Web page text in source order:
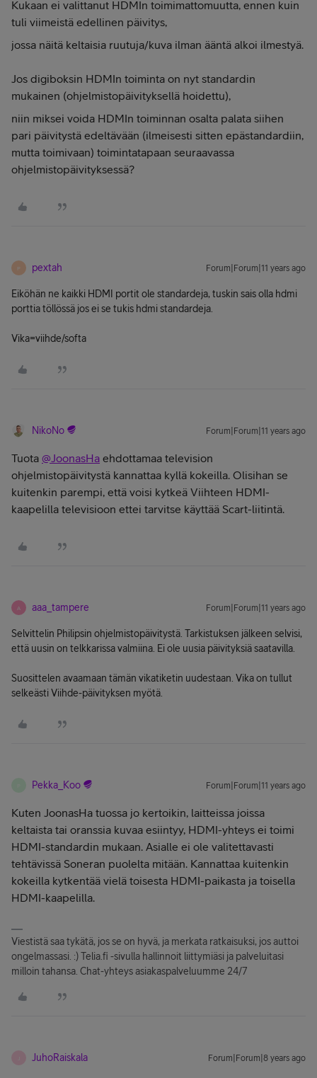
Kukaan ei valittanut HDMIn toimimattomuutta, ennen kuin
tuli viimeistä edellinen päivitys,
jossa näitä keltaisia ruutuja/kuva ilman ääntä alkoi ilmestyä.
Jos digiboksin HDMIn toiminta on nyt standardin
mukainen (ohjelmistopäivityksellä hoidettu),
niin miksei voida HDMIn toiminnan osalta palata siihen
pari päivitystä edeltävään (ilmeisesti sitten epästandardiin,
mutta toimivaan) toimintatapaan seuraavassa
ohjelmistopäivityksessä?
P pextah Forum|Forum|11 years ago
Eiköhän ne kaikki HDMI portit ole standardeja, tuskin sais olla hdmi
porttia töllössä jos ei se tukis hdmi standardeja.
Vika=viihde/softa
NikoNo Forum|Forum|11 years ago
Tuota @JoonasHa ehdottamaa television
ohjelmistopäivitystä kannattaa kyllä kokeilla. Olisihan se
kuitenkin parempi, että voisi kytkeä Viihteen HDMI-
kaapelilla televisioon ettei tarvitse käyttää Scart-liitintä.
A aaa_tampere Forum|Forum|11 years ago
Selvittelin Philipsin ohjelmistopäivitystä. Tarkistuksen jälkeen selvisi,
että uusin on telkkarissa valmiina. Ei ole uusia päivityksiä saatavilla.
Suosittelen avaamaan tämän vikatiketin uudestaan. Vika on tullut
selkeästi Viihde-päivityksen myötä.
Pekka_Koo Forum|Forum|11 years ago
Kuten JoonasHa tuossa jo kertoikin, laitteissa joissa
keltaista tai oranssia kuvaa esiintyy, HDMI-yhteys ei toimi
HDMI-standardin mukaan. Asialle ei ole valitettavasti
tehtävissä Soneran puolelta mitään. Kannattaa kuitenkin
kokeilla kytkentää vielä toisesta HDMI-paikasta ja toisella
HDMI-kaapelilla.
Viestistä saa tykätä, jos se on hyvä, ja merkata ratkaisuksi, jos auttoi
ongelmassasi. :) Telia.fi -sivulla hallinnoit liittymiäsi ja palveluitasi
milloin tahansa. Chat-yhteys asiakaspalveluumme 24/7
JuhoRaiskala Forum|Forum|8 years ago